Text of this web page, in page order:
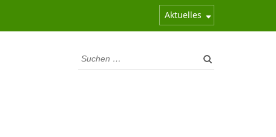
Aktuelles
Suchen
nach: